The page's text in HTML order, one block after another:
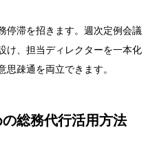
停滞を招きます。週次定例会議
け、担当ディレクターを一本化
疎通を両立できます。
総務代行活用方法